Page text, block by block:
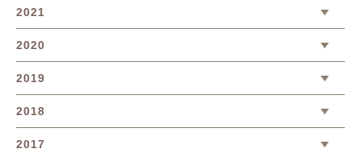
2021
2020
2019
2018
2017